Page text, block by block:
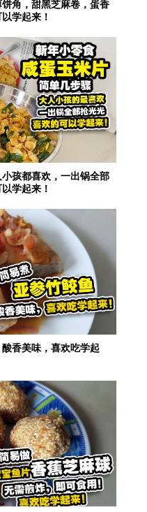
角，甜黑芝麻卷，蛋香
学起来！
孩都喜欢，一出锅全部
学起来！
香美味，喜欢吃学起